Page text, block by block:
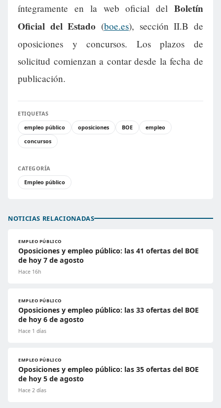
íntegramente en la web oficial del Boletín
Oficial del Estado (boe.es), sección II.B de
oposiciones y concursos. Los plazos de
solicitud comienzan a contar desde la fecha de
publicación.
ETIQUETAS
empleo público
oposiciones BOE
empleo
concursos
CATEGORÍA
Empleo público
NOTICIAS RELACIONADAS
EMPLEO PÚBLICO
Oposiciones y empleo público: las 41 ofertas del BOE
de hoy 7 de agosto
Hace 16h
EMPLEO PÚBLICO
Oposiciones y empleo público: las 33 ofertas del BOE
de hoy 6 de agosto
Hace 1 días
EMPLEO PÚBLICO
Oposiciones y empleo público: las 35 ofertas del BOE
de hoy 5 de agosto
Hace 2 días